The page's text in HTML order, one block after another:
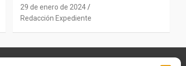
29 de enero de 2024
Redacción Expediente